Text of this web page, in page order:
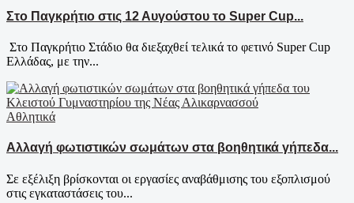
Στο Παγκρήτιο στις 12 Αυγούστου το Super Cup...
Στο Παγκρήτιο Στάδιο θα διεξαχθεί τελικά το φετινό Super Cup
Ελλάδας, με την...
Αθλητικά
Αλλαγή φωτιστικών σωμάτων στα βοηθητικά γήπεδα...
Σε εξέλιξη βρίσκονται οι εργασίες αναβάθμισης του εξοπλισμού
στις εγκαταστάσεις του...